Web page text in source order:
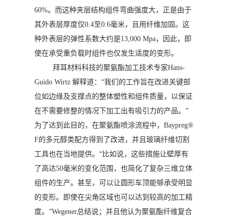
60%。而这种夹层结构组件弯曲强度大，正是由于
其外表层厚度仅0.4至0.6毫米，且用纤维加固。这
种外表层的弹性系数大约是13,000 Mpa，因此，即
使在承受重负载时组件也仅发生适度的变形。
拜耳材料科技的聚氨酯加工技术专家Hans-
Guido Wirtz 解释道：“我们的工作旨在改进关键部
位如边缘及支撑点的整体塑性和组件质量，以保证
在不需要修整的情况下加工出有吸引力的产品。”
为了达到此目的，在聚氨酯喷涂流程中，Baypreg®
F的多元醇类配方得到了改进，并且玻璃纤维切割
工具也在当地提供。“比如说，这些措施让壁厚有
了高达50毫米的变化范围，也简化了复杂三维立体
组件的生产。甚至，可以让圆形车顶能够承受明显
的变形。即使在尖角区域也可以达到较高的加工精
度。”Wegener总结说；并且他认为聚氨酯纤维复合